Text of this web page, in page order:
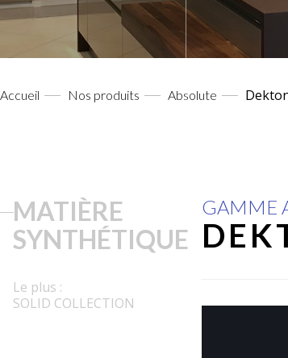
Accueil Nos produits Absolute
MATIÈRE
SYNTHÉTIQUE
Le plus :
SOLID COLLECTION
GAMME